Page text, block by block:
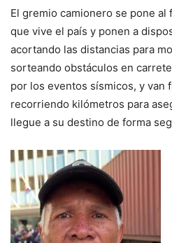
El gremio camionero se pone
que vive el país y ponen a
acortando las distancias para
sorteando obstáculos en
por los eventos sísmicos, y van
recorriendo kilómetros para
llegue a su destino de forma